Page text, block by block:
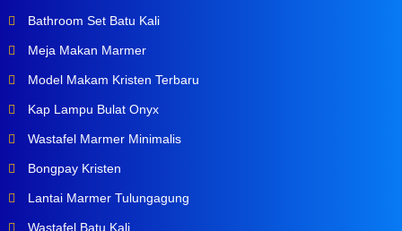
Bathroom Set Batu Kali
Meja Makan Marmer
Model Makam Kristen Terbaru
Kap Lampu Bulat Onyx
Wastafel Marmer Minimalis
Bongpay Kristen
Lantai Marmer Tulungagung
Wastafel Batu Kali